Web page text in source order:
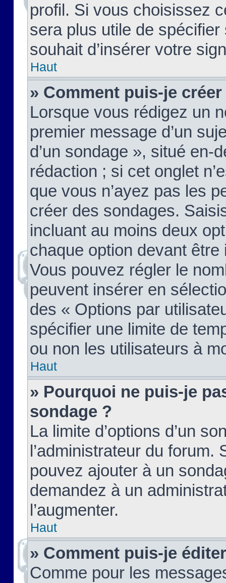
profil. Si vous choisissez
sera plus utile de
souhait d’insérer votre
Haut
» Comment puis-je
Lorsque vous rédigez un
premier message d’un
d’un sondage », situé en-
rédaction ; si cet onglet
que vous n’ayez pas les
créer des sondages.
incluant au moins deux
chaque option devant
Vous pouvez régler le
peuvent insérer en
des « Options par
spécifier une limite de
ou non les utilisateurs à
Haut
» Pourquoi ne puis-je
sondage ?
La limite d’options d’un
l’administrateur du forum.
pouvez ajouter à un
demandez à un
l’augmenter.
Haut
» Comment puis-je
Comme pour les